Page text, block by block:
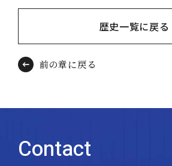
歴史一覧に戻る
前の章に戻る
Contact